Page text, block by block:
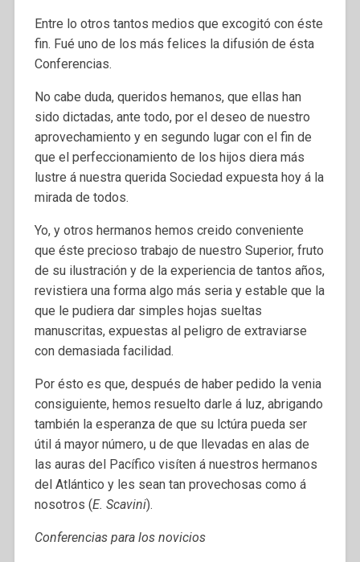
Entre lo otros tantos medios que excogitó con éste
fin. Fué uno de los más felices la difusión de ésta
Conferencias.
No cabe duda, queridos hemanos, que ellas han
sido dictadas, ante todo, por el deseo de nuestro
aprovechamiento y en segundo lugar con el fin de
que el perfeccionamiento de los hijos diera más
lustre á nuestra querida Sociedad expuesta hoy á la
mirada de todos.
Yo, y otros hermanos hemos creido conveniente
que éste precioso trabajo de nuestro Superior, fruto
de su ilustración y de la experiencia de tantos años,
revistiera una forma algo más seria y estable que la
que le pudiera dar simples hojas sueltas
manuscritas, expuestas al peligro de extraviarse
con demasiada facilidad.
Por ésto es que, después de haber pedido la venia
consiguiente, hemos resuelto darle á luz, abrigando
también la esperanza de que su lctúra pueda ser
útil á mayor número, u de que llevadas en alas de
las auras del Pacífico visíten á nuestros hermanos
del Atlántico y les sean tan provechosas como á
nosotros (E. Scavini).
Conferencias para los novicios